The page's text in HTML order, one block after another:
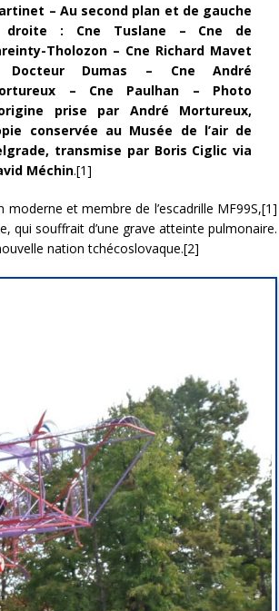
– Au second plan et de gauche
: Cne Tuslane – Cne de
Tholozon – Cne Richard Mavet
Docteur Dumas – Cne André
– Cne Paulhan – Photo
prise par André Mortureux,
conservée au Musée de l’air de
transmise par Boris Ciglic via
Méchin.[1]
et membre de l’escadrille MF99S,[1]
qui souffrait d’une grave atteinte pulmonaire.
nation tchécoslovaque.[2]